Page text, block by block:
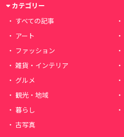
カテゴリー
すべての記事
アート
ファッション
雑貨・インテリア
グルメ
観光・地域
暮らし
古写真